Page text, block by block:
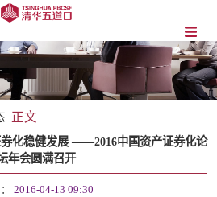
正文
券化稳健发展 ——2016中国资产证券化论
年会圆满召开
2016-04-13 09:30